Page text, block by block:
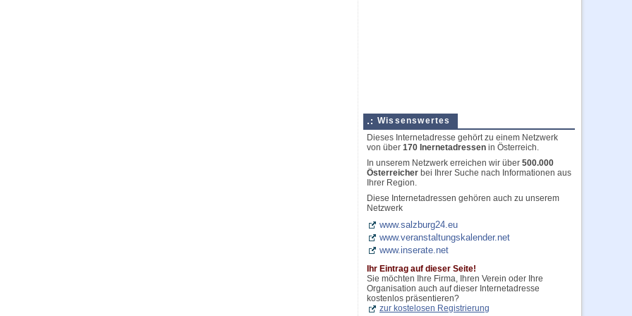
Wissenswertes
Dieses Internetadresse gehört zu einem Netzwerk
von über 170 Inernetadressen in Österreich.
In unserem Netzwerk erreichen wir über 500.000
Österreicher bei Ihrer Suche nach Informationen aus
Ihrer Region.
Diese Internetadressen gehören auch zu unserem
Netzwerk
www.salzburg24.eu
www.veranstaltungskalender.net
www.inserate.net
Ihr Eintrag auf dieser Seite!
Sie möchten Ihre Firma, Ihren Verein oder Ihre
Organisation auch auf dieser Internetadresse
kostenlos präsentieren?
zur kostelosen Registrierung